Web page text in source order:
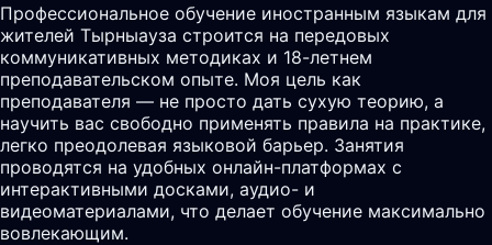
Профессиональное обучение иностранным языкам для
жителей Тырныауза строится на передовых
коммуникативных методиках и 18-летнем
преподавательском опыте. Моя цель как
преподавателя — не просто дать сухую теорию, а
научить вас свободно применять правила на практике,
легко преодолевая языковой барьер. Занятия
проводятся на удобных онлайн-платформах с
интерактивными досками, аудио- и
видеоматериалами, что делает обучение максимально
вовлекающим.